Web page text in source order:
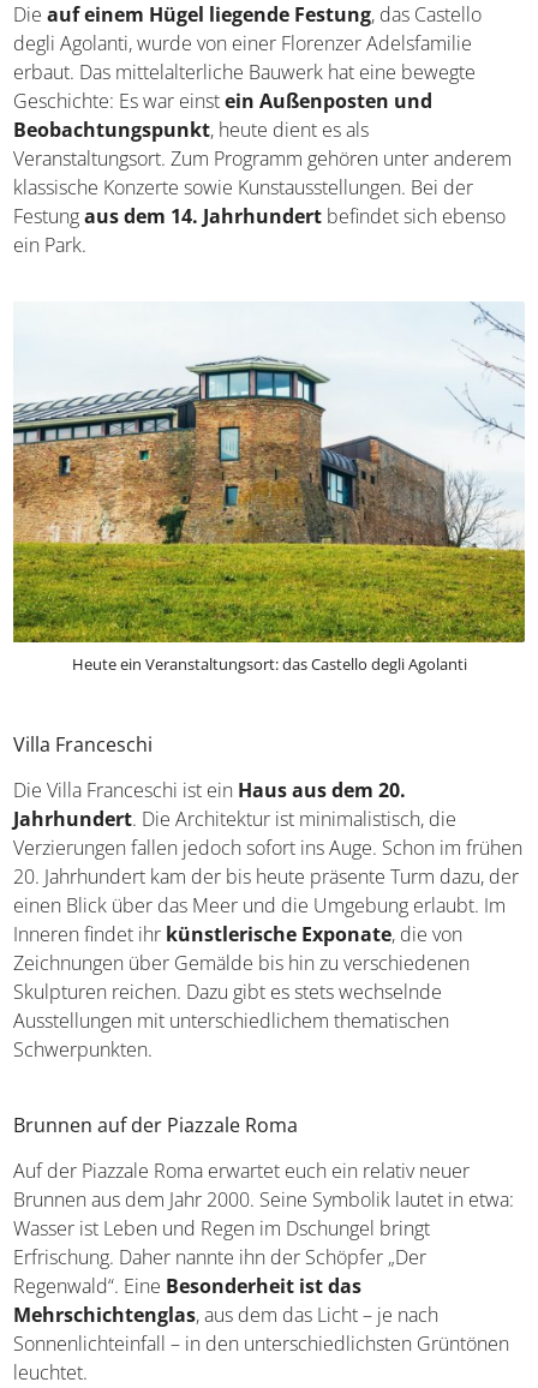
Dieauf einem Hügel liegende Festung, das Castello
degli Agolanti, wurde von einer Florenzer Adelsfamilie
erbaut. Das mittelalterliche Bauwerk hat eine bewegte
Geschichte: Es war einstein Außenposten und
Beobachtungspunkt, heute dient es als
Veranstaltungsort. Zum Programm gehören unter anderem
klassische Konzerte sowie Kunstausstellungen. Bei der
Festungaus dem 14. Jahrhundert befindet sich ebenso
ein Park.
Heute ein Veranstaltungsort: das Castello degli Agolanti
Villa Franceschi
Die Villa Franceschi ist ein Haus aus dem 20.
Jahrhundert. Die Architektur ist minimalistisch, die
Verzierungen fallen jedoch sofort ins Auge. Schon im frühen
20. Jahrhundert kam der bis heute präsente Turm dazu, der
einen Blick über das Meer und die Umgebung erlaubt. Im
Inneren findet ihr künstlerische Exponate, die von
Zeichnungen über Gemälde bis hin zu verschiedenen
Skulpturen reichen. Dazu gibt es stets wechselnde
Ausstellungen mit unterschiedlichem thematischen
Schwerpunkten.
Brunnen auf der Piazzale Roma
Auf der Piazzale Roma erwartet euch ein relativ neuer
Brunnen aus dem Jahr 2000. Seine Symbolik lautet in etwa:
Wasser ist Leben und Regen im Dschungel bringt
Erfrischung. Daher nannte ihn der Schöpfer „Der
Regenwald“. Eine Besonderheit ist das
Mehrschichtenglas, aus dem das Licht – je nach
Sonnenlichteinfall – in den unterschiedlichsten Grüntönen
leuchtet.